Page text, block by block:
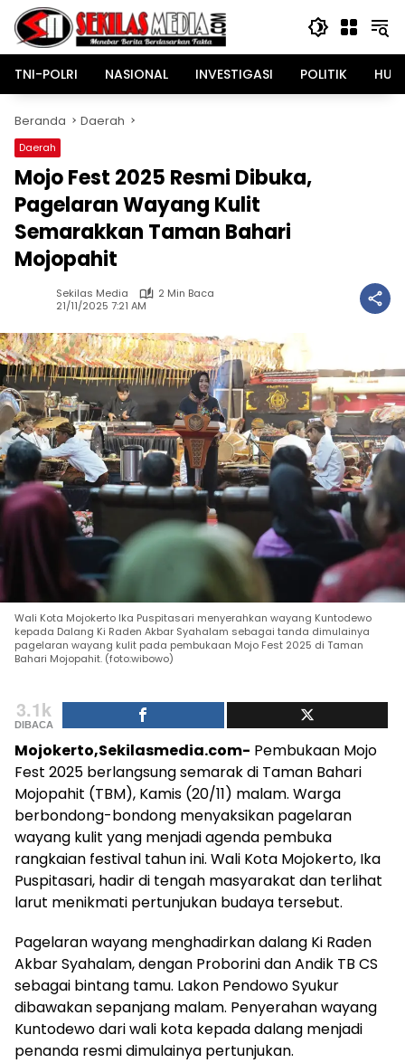
Langsung
konten
TNI-POLRI
NASIONAL INVESTIGASI POLITIK
Beranda Daerah
Daerah
Mojo Fest 2025 Resmi Dibuka,
Pagelaran Wayang Kulit
Semarakkan Taman Bahari
Mojopahit
Sekilas Media
2 Min Baca
21/11/2025 7:21 AM
Wali Kota Mojokerto Ika Puspitasari menyerahkan wayang Kuntodewo
kepada Dalang Ki Raden Akbar Syahalam sebagai tanda dimulainya
pagelaran wayang kulit pada pembukaan Mojo Fest 2025 di Taman
Bahari Mojopahit. (foto:wibowo)
3.1k
DIBACA
Mojokerto,Sekilasmedia.com- Pembukaan Mojo
Fest 2025 berlangsung semarak di Taman Bahari
Mojopahit (TBM), Kamis (20/11) malam. Warga
berbondong-bondong menyaksikan pagelaran
wayang kulit yang menjadi agenda pembuka
rangkaian festival tahun ini. Wali Kota Mojokerto, Ika
Puspitasari, hadir di tengah masyarakat dan terlihat
larut menikmati pertunjukan budaya tersebut.
Pagelaran wayang menghadirkan dalang Ki Raden
Akbar Syahalam, dengan Proborini dan Andik TB CS
sebagai bintang tamu. Lakon Pendowo Syukur
dibawakan sepanjang malam. Penyerahan wayang
Kuntodewo dari wali kota kepada dalang menjadi
penanda resmi dimulainya pertunjukan.